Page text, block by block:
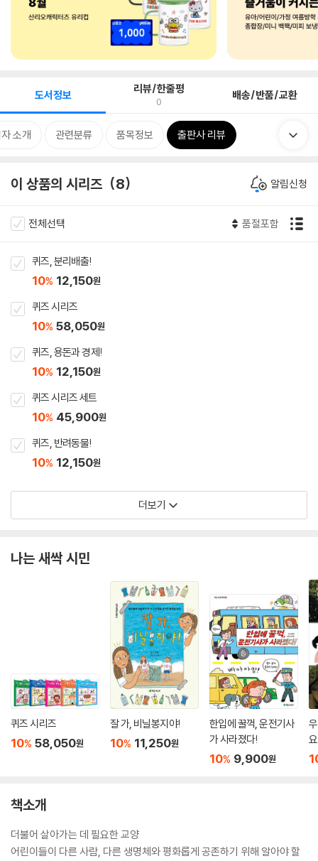
도서정보 리뷰/한줄평
0 배송/반품/교환
소개 관련분류 품목정보 출판사 리뷰
이 상품의 시리즈 8 알림신청
전체선택 품절포함
퀴즈, 분리배출!
10% 12,150원
퀴즈 시리즈
10% 58,050원
퀴즈, 용돈과 경제!
10% 12,150원
퀴즈 시리즈 세트
10% 45,900원
퀴즈, 반려동물!
10% 12,150원
더보기
나는 새싹 시민
퀴즈 시리즈
10% 58,050원
잘 가, 비닐봉지야!
10% 11,250원
한입에 꿀꺽, 운전기사
가 사라졌다!
10% 9,900원
책소개
더불어 살아가는 데 필요한 교양
어린이들이 다른 사람, 다른 생명체와 평화롭게 공존하기 위해 알아야 할